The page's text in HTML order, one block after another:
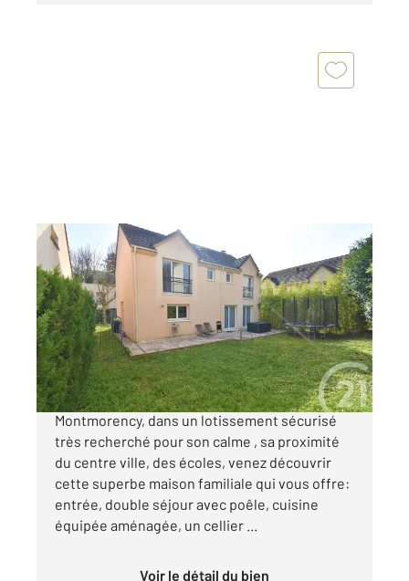
SOISY SOUS MONTMORENCY 95
137,43 m2, 7 pièces
Ref : 5260
Maison à vendre
529 000 €
SOISY SOUS MONTMORENCY, limite
Montmorency, dans un lotissement sécurisé
très recherché pour son calme , sa proximité
du centre ville, des écoles, venez découvrir
cette superbe maison familiale qui vous offre:
entrée, double séjour avec poêle, cuisine
équipée aménagée, un cellier ...
Voir le détail du bien